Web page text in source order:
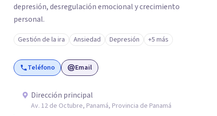
depresión, desregulación emocional y crecimiento
personal.
Gestión de la ira Ansiedad Depresión +5 más
Teléfono Email
Dirección principal
Av. 12 de Octubre, Panamá, Provincia de Panamá